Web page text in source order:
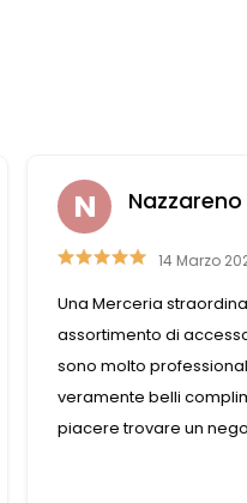
Romitelli
, ottimo
moda , le titolari
i bottoni sono
,per me è un
così ben gestito